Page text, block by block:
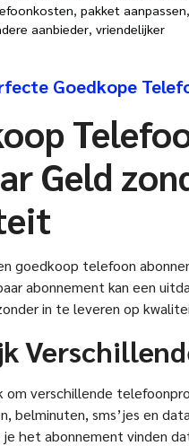
, pakket aanpassen,
aanbieder, vriendelijker
Goedkope
Geld
goedkoop telefoon
abonnement kan een
in te leveren op
om verschillende
belminuten, sms’jes en
je het abonnement vinden